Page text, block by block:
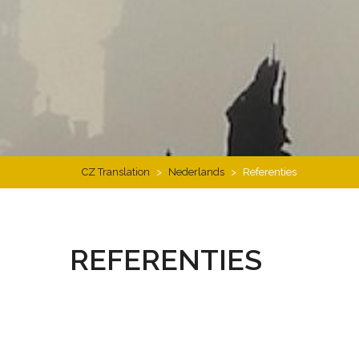
CZ Translation > Nederlands > Referenties
REFERENTIES